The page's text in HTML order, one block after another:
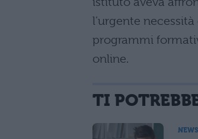
l’urgente
programmi
online.
TI